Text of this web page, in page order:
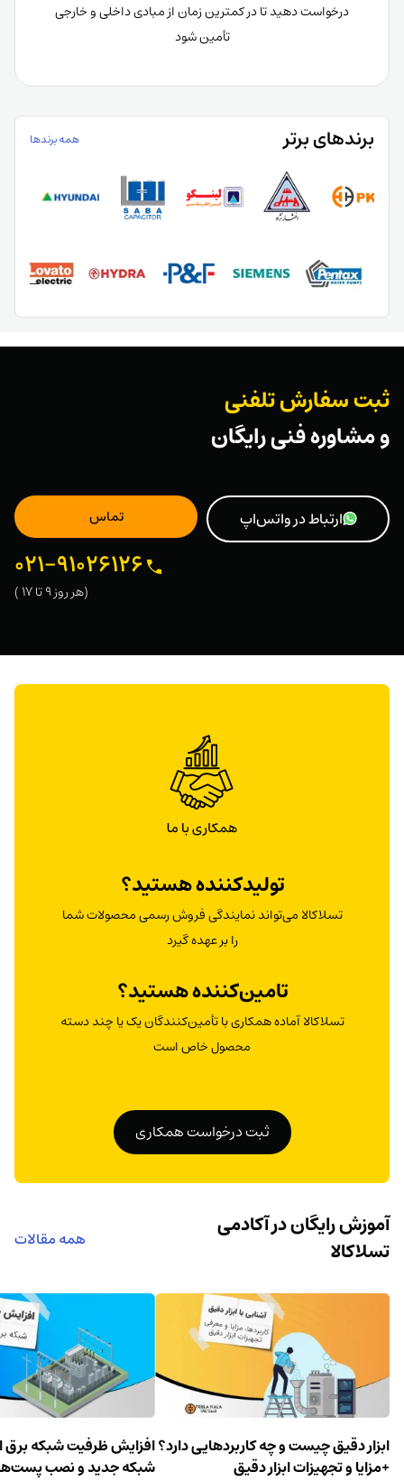
درخواست دهید تا در کمترین زمان از مبادی داخلی و خارجی
تأمین شود
برندهای برتر​ همه برندها
ثبت سفارش تلفنی
ومشاوره فنی رایگان
ارتباط در واتس‌اپ تماس
021-91026126
(هر ‌روز 9 تا 17 )
تولیدکننده هستید؟
تسلاکالا می‌تواند نمایندگی فروش رسمی محصولات شما
را بر عهده گیرد
تامین‌کننده هستید؟
تسلاکالا آماده همکاری با تأمین‌کنندگان یک یا چند دسته
محصول خاص است
ثبت درخواست همکاری
آموزش رایگان در آکادمی
تسلاکالا
همه مقالات
ابزار دقیق چیست و چه کاربردهایی دارد؟
+مزایا و تجهیزات ابزار دقیق
افزایش ظرفیت شبکه برق
شبکه جدید و نصب